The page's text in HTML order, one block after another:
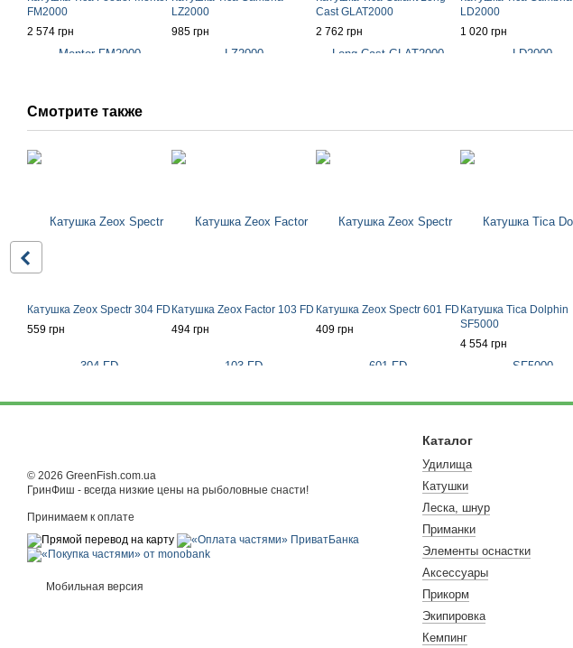
FM2000
2 574 грн
LZ2000
985 грн
Cast GLAT2000
2 762 грн
LD2000
1 020 грн
Смотрите также
Катушка Zeox Spectr 304 FD
559 грн
Катушка Zeox Factor 103 FD
494 грн
Катушка Zeox Spectr 601 FD
409 грн
Катушка Tica Dolphin
SF5000
4 554 грн
© 2026 GreenFish.com.ua
ГринФиш - всегда низкие цены на рыболовные снасти!
Принимаем к оплате
Мобильная версия
Каталог
Удилища
Катушки
Леска, шнур
Приманки
Элементы оснастки
Аксессуары
Прикорм
Экипировка
Кемпинг